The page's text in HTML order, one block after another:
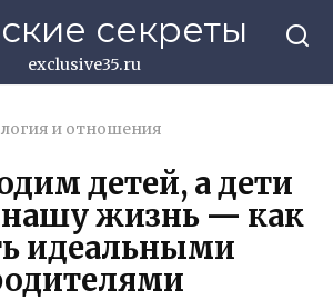
секреты
exclusive35.ru
и отношения
детей, а дети
жизнь — как
идеальными